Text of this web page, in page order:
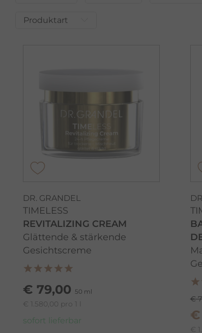
Produktart
DR. GRANDEL
TIMELESS
REVITALIZING CREAM
Glättende & stärkende
Gesichtscreme
€ 79,00 50 ml
€ 1.580,00 pro 1 l
sofort lieferbar
€
€
€